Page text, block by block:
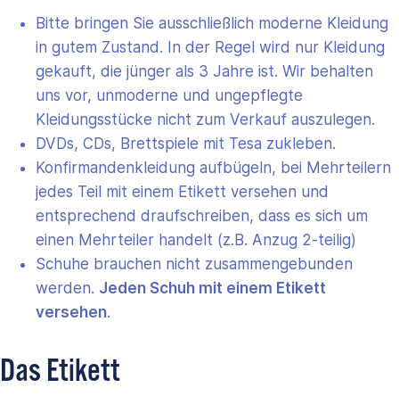
Bitte bringen Sie ausschließlich moderne Kleidung
in gutem Zustand. In der Regel wird nur Kleidung
gekauft, die jünger als 3 Jahre ist. Wir behalten
uns vor, unmoderne und ungepflegte
Kleidungsstücke nicht zum Verkauf auszulegen.
DVDs, CDs, Brettspiele mit Tesa zukleben.
Konfirmandenkleidung aufbügeln, bei Mehrteilern
jedes Teil mit einem Etikett versehen und
entsprechend draufschreiben, dass es sich um
einen Mehrteiler handelt (z.B. Anzug 2-teilig)
Schuhe brauchen nicht zusammengebunden
werden. Jeden Schuh mit einem Etikett
versehen.
Das Etikett